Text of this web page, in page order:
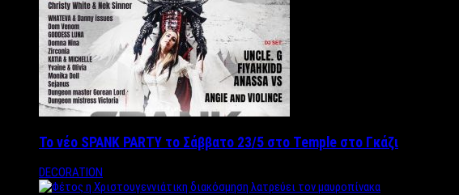
Το νέο SPANK PARTY το Σάββατο 23/5 στο Temple στο Γκάζι
DECORATION